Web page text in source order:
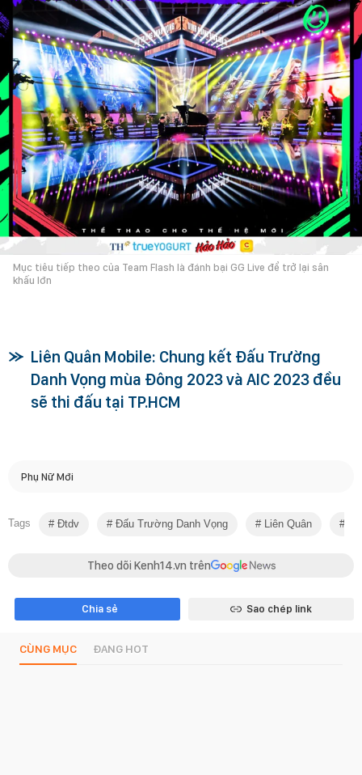
Mục tiêu tiếp theo của Team Flash là đánh bại GG Live để trở lại sân
khấu lớn
Liên Quân Mobile: Chung kết Đấu Trường
Danh Vọng mùa Đông 2023 và AIC 2023 đều
sẽ thi đấu tại TP.HCM
Phụ Nữ Mới
Tags Đtdv Đấu Trường Danh Vọng Liên Quân
Theo dõi Kenh14.vn trên
Chia sẻ Sao chép link
CÙNG MỤC ĐANG HOT